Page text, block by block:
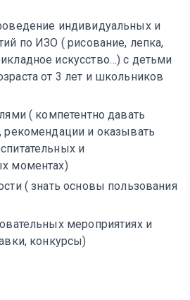
индивидуальных и
по ИЗО ( рисование, лепка,
искусство…) с детьми
от 3 лет и школьников
( компетентно давать
рекомендации и оказывать
и
моментах)
( знать основы пользования
мероприятиях и
конкурсы)